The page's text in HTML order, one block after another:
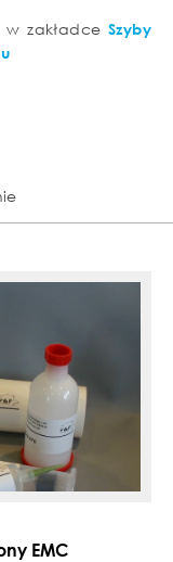
w zakładceSzyby
EMC